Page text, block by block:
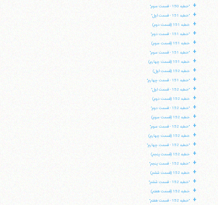
+ "خطبه 150 - قسمت سوم"
+ "خطبه 151 - قسمت اول"
+ خطبه 151 (قسمت دوم)
+ "خطبه 151 - قسمت دوم"
+ خطبه 151 (قسمت سوم)
+ "خطبه 151 - قسمت سوم"
+ خطبه 151 (قسمت چهارم)
+ خطبه 152 (قسمت اول)
+ "خطبه 151 - قسمت چهارم"
+ "خطبه 152 - قسمت اول"
+ خطبه 152 (قسمت دوم)
+ "خطبه 152 - قسمت دوم"
+ خطبه 152 (قسمت سوم)
+ "خطبه 152 - قسمت سوم"
+ خطبه 152 (قسمت چهارم)
+ "خطبه 152 - قسمت چهارم"
+ خطبه 152 (قسمت پنجم)
+ "خطبه 152 - قسمت پنجم"
+ خطبه 152 (قسمت ششم)
+ "خطبه 152 - قسمت ششم"
+ خطبه 152 (قسمت هفتم)
+ "خطبه 152 - قسمت هفتم"